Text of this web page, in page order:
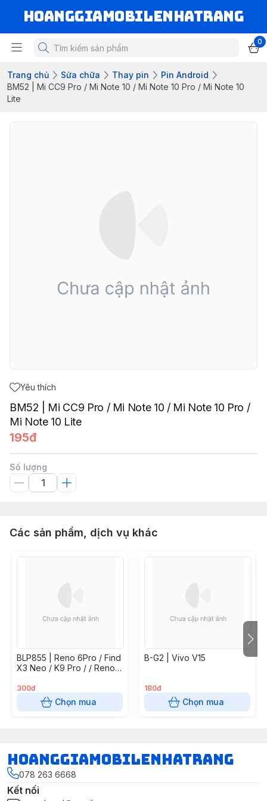
hoanggiamobilenhatrang
0
Trang chủ Sửa chữa Thay pin
Pin Android
BM52 | Mi CC9 Pro / Mi Note 10 / Mi Note 10 Pro / Mi Note 10
Lite
Yêu thích
BM52 | Mi CC9 Pro / Mi Note 10 / Mi Note 10 Pro /
Mi Note 10 Lite
195đ
Số lượng
Các sản phẩm, dịch vụ khác
BLP855 | Reno 6Pro / Find
X3 Neo / K9 Pro / / Reno7
4G
300đ
Chọn mua
B-G2 | Vivo V15
180đ
Chọn mua
hoanggiamobilenhatrang
078 263 6668
Kết nối